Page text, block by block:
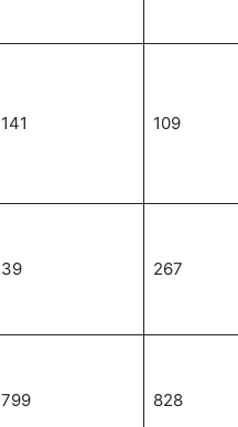
141 109
39 267
799 828